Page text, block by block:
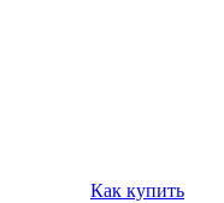
Как купить